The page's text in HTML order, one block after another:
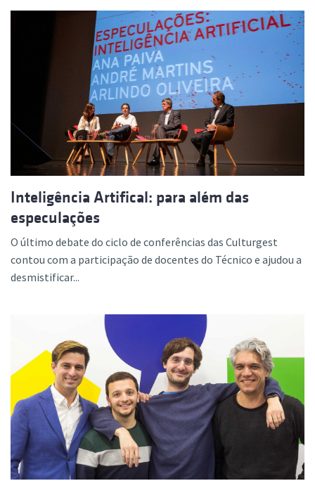
Inteligência Artifical: para além das
especulações
O último debate do ciclo de conferências das Culturgest
contou com a participação de docentes do Técnico e ajudou a
desmistificar...